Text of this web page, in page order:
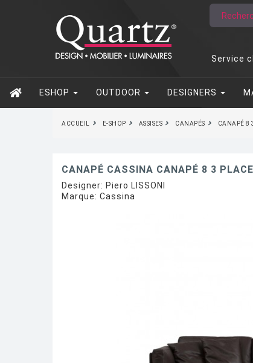
Service
ESHOP OUTDOOR DESIGNERS
ACCUEIL E-SHOP ASSISES CANAPÉS CANAPÉ 8
CANAPÉ CASSINA CANAPÉ 8 3
Designer: Piero LISSONI
Marque: Cassina